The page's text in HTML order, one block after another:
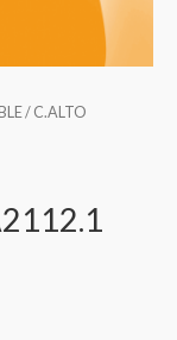
/ C.ALTO